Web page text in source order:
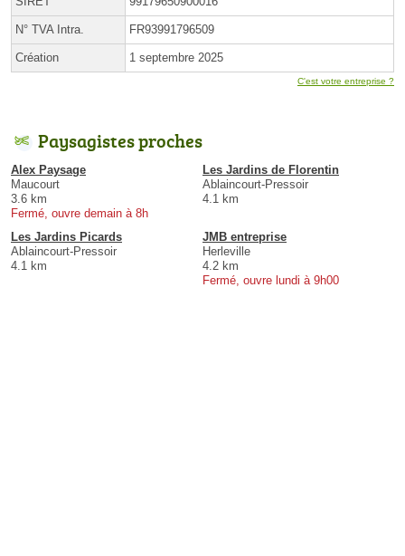
N° TVA Intra. FR93991796509
Création 1 septembre 2025
C'est votre entreprise ?
Paysagistes proches
Alex Paysage
Maucourt
3.6 km
Fermé, ouvre demain à 8h
Les Jardins de Florentin
Ablaincourt-Pressoir
4.1 km
Les Jardins Picards
Ablaincourt-Pressoir
4.1 km
JMB entreprise
Herleville
4.2 km
Fermé, ouvre lundi à 9h00